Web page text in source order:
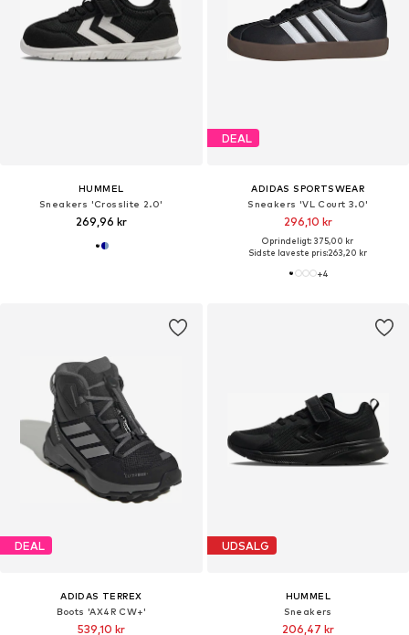
HUMMEL
Sneakers 'Crosslite 2.0'
269,96 kr
DEAL
ADIDAS SPORTSWEAR
Sneakers 'VL Court 3.0'
296,10 kr
Oprindeligt: 375,00 kr
Sidste laveste pris:263,20 kr
+4
DEAL
ADIDAS TERREX
Boots 'AX4R CW+'
539,10 kr
UDSALG
HUMMEL
Sneakers
206,47 kr